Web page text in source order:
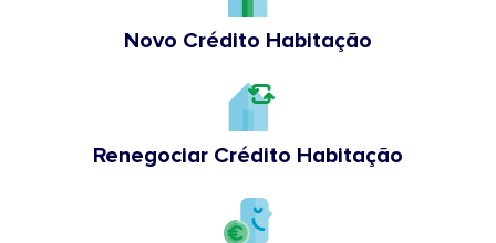
Novo Crédito Habitação
Renegociar Crédito Habitação